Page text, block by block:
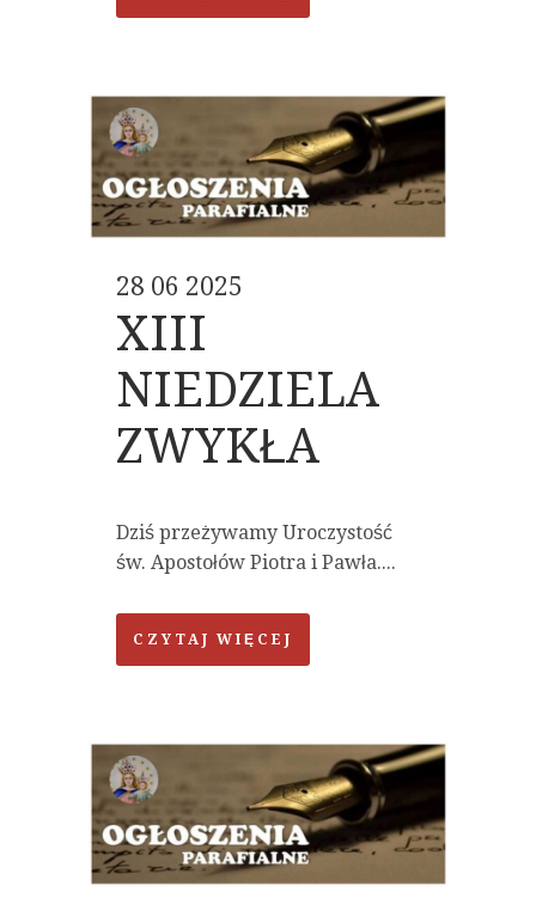
28 06 2025
XIII
NIEDZIELA
ZWYKŁA
Dziś przeżywamy Uroczystość
św. Apostołów Piotra i Pawła....
CZYTAJ WIĘCEJ